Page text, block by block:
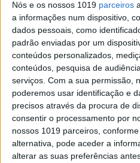
Nós e os nossos 1019 parceiros
a informações num dispositivo,
dados pessoais, como
padrão enviadas por um
conteúdos personalizados,
conteúdos, pesquisa de
serviços. Com a sua permissão,
poderemos usar identificação e
precisos através da procura de
consentir o processamento por
nossos 1019 parceiros,
alternativa, pode aceder a
alterar as suas preferências
ECONOMIA
A indústria